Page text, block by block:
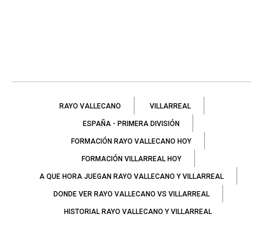
RAYO VALLECANO VILLARREAL
ESPAÑA - PRIMERA DIVISIÓN
FORMACIÓN RAYO VALLECANO HOY
FORMACIÓN VILLARREAL HOY
A QUE HORA JUEGAN RAYO VALLECANO Y VILLARREAL
DONDE VER RAYO VALLECANO VS VILLARREAL
HISTORIAL RAYO VALLECANO Y VILLARREAL